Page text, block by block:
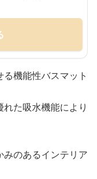
機能性バスマット
た吸水機能により
のあるインテリア